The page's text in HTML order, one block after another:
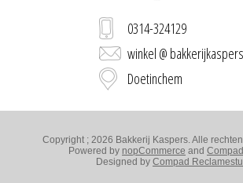
0314-324129
winkel @
Doetinchem
Copyright ; 2026 Bakkerij Kaspers. Alle
Powered by nopCommerce and
Designed by Compad